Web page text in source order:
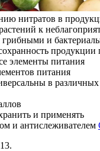
нитратов в
к
и
элементы питания
питания
в различных
и применять
и антислеживателем